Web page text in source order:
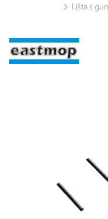
Lišta s